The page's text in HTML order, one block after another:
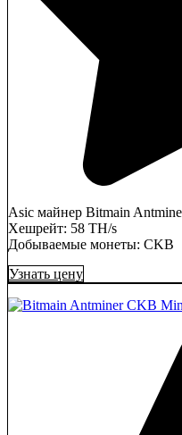
Asic майнер Bitmain
Хешрейт: 58 TH/s
Добываемые монеты: CKB
Узнать цену